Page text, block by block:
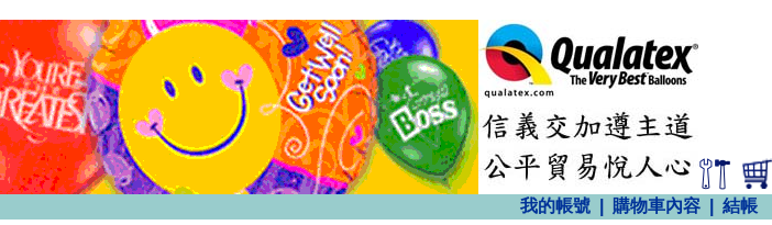
我的帳號 購物車內容
結帳